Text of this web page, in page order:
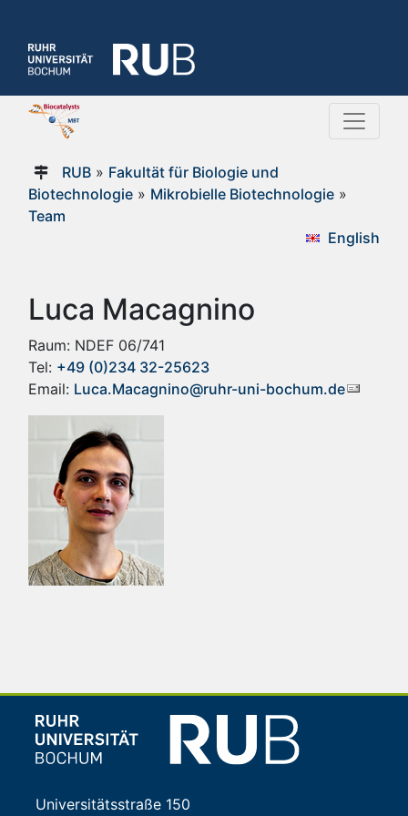
RUB» Fakultät für Biologie und
Biotechnologie » Mikrobielle Biotechnologie »
Team
English
Luca Macagnino
Raum: NDEF 06/741
Tel: +49 (0)234 32-25623
Email: Luca.Macagnino@ruhr-uni-bochum.de
Universitätsstraße 150